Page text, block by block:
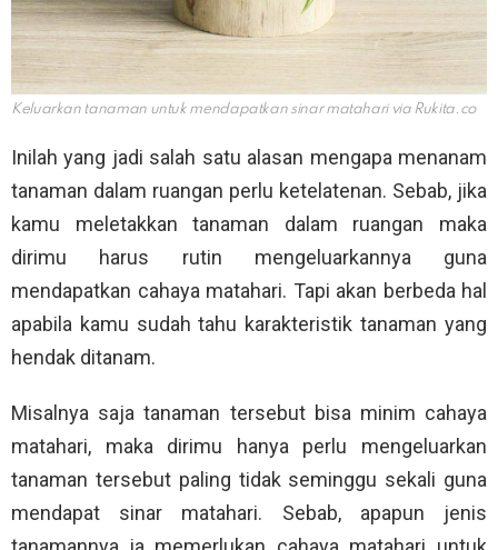
Keluarkan tanaman untuk mendapatkan sinar matahari viaRukita.co
Inilah yang jadi salah satu alasan mengapa menanam
tanaman dalam ruangan perlu ketelatenan. Sebab, jika
kamu meletakkan tanaman dalam ruangan maka
dirimu harus rutin mengeluarkannya guna
mendapatkan cahaya matahari. Tapi akan berbeda hal
apabila kamu sudah tahu karakteristik tanaman yang
hendak ditanam.
Misalnya saja tanaman tersebut bisa minim cahaya
matahari, maka dirimu hanya perlu mengeluarkan
tanaman tersebut paling tidak seminggu sekali guna
mendapat sinar matahari. Sebab, apapun jenis